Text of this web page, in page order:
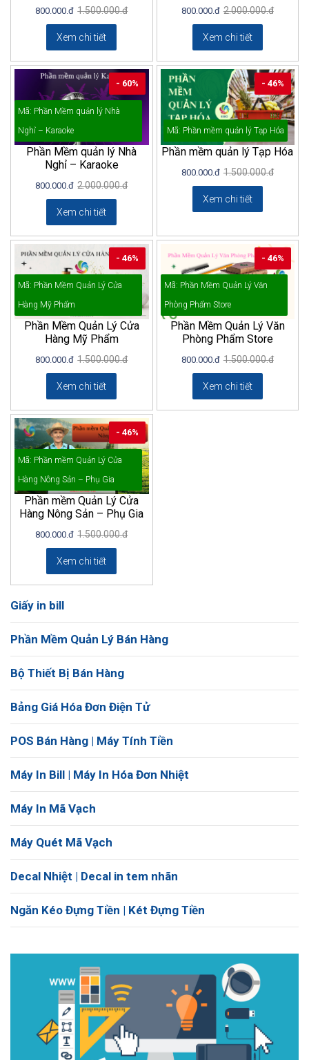
800.000.đ 1.500.000.đ
Xem chi tiết
800.000.đ 2.000.000.đ
Xem chi tiết
- 60%
Mã: Phần Mềm quản lý Nhà
Nghỉ – Karaoke
Phần Mềm quản lý Nhà
Nghỉ – Karaoke
800.000.đ 2.000.000.đ
Xem chi tiết
- 46%
Mã: Phần mềm quản lý Tạp Hóa
Phần mềm quản lý Tạp Hóa
800.000.đ 1.500.000.đ
Xem chi tiết
- 46%
Mã: Phần Mềm Quản Lý Cửa
Hàng Mỹ Phẩm
Phần Mềm Quản Lý Cửa
Hàng Mỹ Phẩm
800.000.đ 1.500.000.đ
Xem chi tiết
- 46%
Mã: Phần Mềm Quản Lý Văn
Phòng Phẩm Store
Phần Mềm Quản Lý Văn
Phòng Phẩm Store
800.000.đ 1.500.000.đ
Xem chi tiết
- 46%
Mã: Phần mềm Quản Lý Cửa
Hàng Nông Sản – Phụ Gia
Phần mềm Quản Lý Cửa
Hàng Nông Sản – Phụ Gia
800.000.đ 1.500.000.đ
Xem chi tiết
Giấy in bill
Phần Mềm Quản Lý Bán Hàng
Bộ Thiết Bị Bán Hàng
Bảng Giá Hóa Đơn Điện Tử
POS Bán Hàng | Máy Tính Tiền
Máy In Bill | Máy In Hóa Đơn Nhiệt
Máy In Mã Vạch
Máy Quét Mã Vạch
Decal Nhiệt | Decal in tem nhãn
Ngăn Kéo Đựng Tiền | Két Đựng Tiền